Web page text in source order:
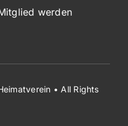
werden
• All Rights